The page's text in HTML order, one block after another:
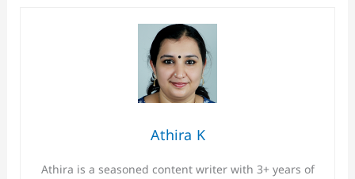
Athira K
Athira is a seasoned content writer with 3+ years of